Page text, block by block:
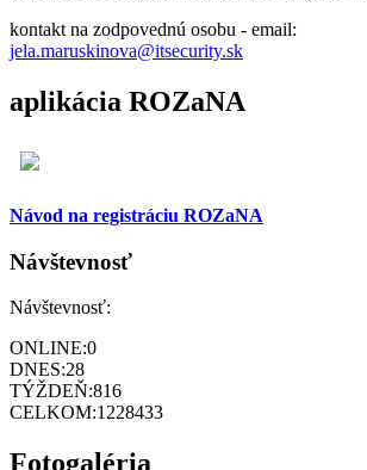
kontakt na zodpovednú osobu - email:
jela.maruskinova@itsecurity.sk
aplikácia ROZaNA
Návod na registráciu ROZaNA
Návštevnosť
Návštevnosť:
ONLINE:0
DNES:28
TÝŽDEŇ:816
CELKOM:1228433
Fotogaléria